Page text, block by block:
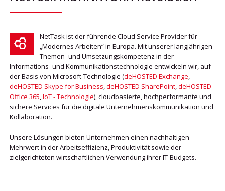
NetTask ist der führende Cloud Service Provider für
„Modernes Arbeiten“ in Europa. Mit unserer langjährigen
Themen- und Umsetzungskompetenz in der
Informations- und Kommunikationstechnologie entwickeln wir, auf
der Basis von Microsoft-Technologie (deHOSTED Exchange,
deHOSTED Skype for Business,deHOSTED SharePoint,deHOSTED
Office 365,IoT - Technologie), cloudbasierte, hochperformante und
sichere Services für die digitale Unternehmenskommunikation und
Kollaboration.
Unsere Lösungen bieten Unternehmen einen nachhaltigen
Mehrwert in der Arbeitseffizienz, Produktivität sowie der
zielgerichteten wirtschaftlichen Verwendung ihrer IT-Budgets.